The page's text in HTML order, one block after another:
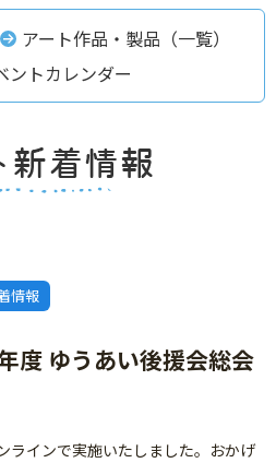
アート作品・製品（一覧）
ントカレンダー
情報
度 ゆうあい後援会総会
ラインで実施いたしました。おかげ